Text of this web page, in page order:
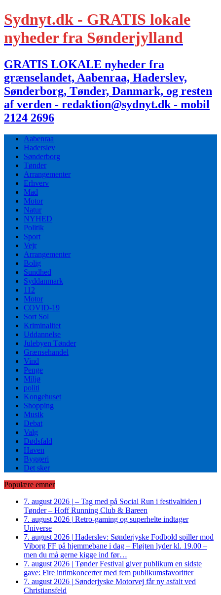
Sydnyt.dk - GRATIS lokale
nyheder fra Sønderjylland
GRATIS LOKALE nyheder fra
grænselandet, Aabenraa, Haderslev,
Sønderborg, Tønder, Danmark, og resten
af verden - redaktion@sydnyt.dk - mobil
2124 2696
Aabenraa
Haderslev
Sønderborg
Tønder
Arrangementer
Erhverv
Mad
Motor
Natur
NYHED
Politik
Sport
Vejr
Arrangementer
Bolig
Sundhed
Syddanmark
112
Motor
COVID-19
Sort Sol
Kriminalitet
Uddannelse
Julebyen Tønder
Grænsehandel
Vind
Penge
Miljø
politi
Kongehuset
Shopping
Musik
Debat
Valg
Dødsfald
Haven
Byggeri
Det sker
Populære emner
7. august 2026 | – Tag med på Social Run i festivaltiden i
Tønder – Hoff Running Club & Bareen
7. august 2026 | Retro-gaming og superhelte indtager
Universe
7. august 2026 | Haderslev: Sønderjyske Fodbold spiller mod
Viborg FF på hjemmebane i dag – Fløjten lyder kl. 19.00 –
men du må gerne kigge ind før…
7. august 2026 | Tønder Festival giver publikum en sidste
gave: Fire intimkoncerter med fem publikumsfavoritter
7. august 2026 | Sønderjyske Motorvej får ny asfalt ved
Christiansfeld